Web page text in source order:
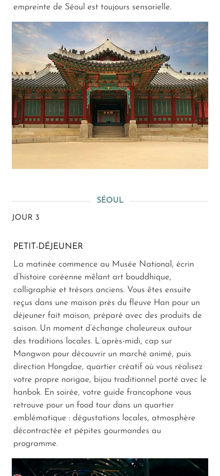
empreinte de Séoul est toujours sensorielle.
SÉOUL
JOUR 3
PETIT-DÉJEUNER
La matinée commence au Musée National, écrin
d’histoire coréenne mêlant art bouddhique,
calligraphie et trésors anciens. Vous êtes ensuite
reçus dans une maison près du fleuve Han pour un
déjeuner fait maison, préparé avec des produits de
saison. Un moment d’échange chaleureux autour
des traditions locales. L’après-midi, cap sur
Mangwon pour découvrir un marché animé, puis
direction Hongdae, quartier créatif où vous réalisez
votre propre norigae, bijou traditionnel porté avec le
hanbok. En soirée, votre guide francophone vous
retrouve pour un food tour dans un quartier
emblématique : dégustations locales, atmosphère
décontractée et pépites gourmandes au
programme.